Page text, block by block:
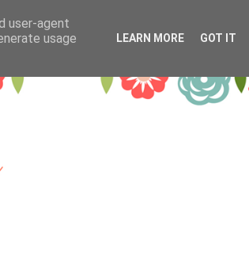
user-agent
usage
LEARN MORE GOT IT